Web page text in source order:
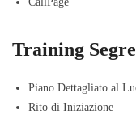
Training
Piano Dettagliato al
Rito di Iniziazione